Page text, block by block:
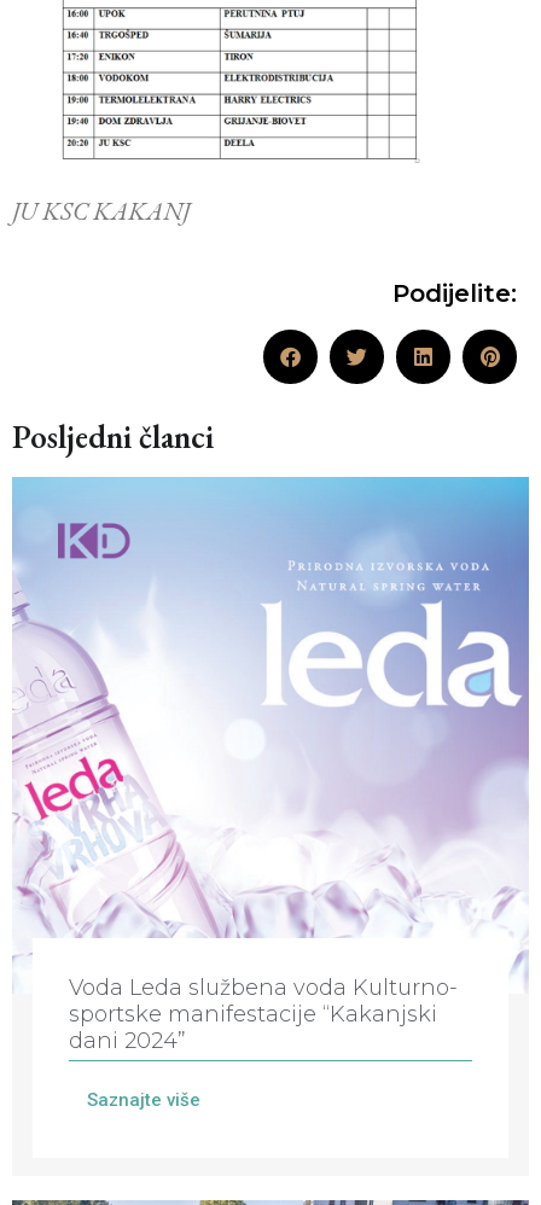
JU KSC KAKANJ
Podijelite:
Posljedni članci
Voda Leda službena voda Kulturno-
sportske manifestacije “Kakanjski
dani 2024”
Saznajte više